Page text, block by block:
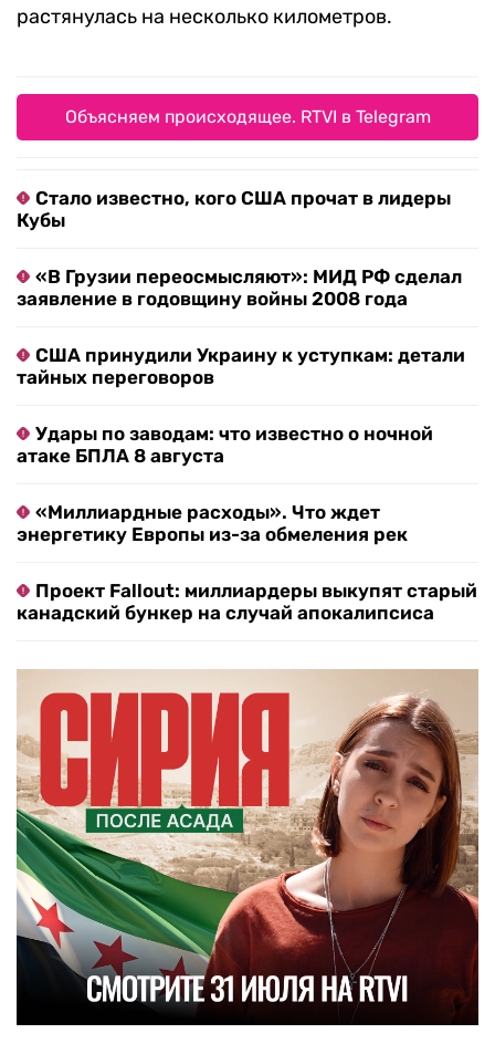
растянулась на несколько километров.
Объясняем происходящее. RTVI в Telegram
Стало известно, кого США прочат в лидеры
Кубы
«В Грузии переосмысляют»: МИД РФ сделал
заявление в годовщину войны 2008 года
США принудили Украину к уступкам: детали
тайных переговоров
Удары по заводам: что известно о ночной
атаке БПЛА 8 августа
«Миллиардные расходы». Что ждет
энергетику Европы из-за обмеления рек
Проект Fallout: миллиардеры выкупят старый
канадский бункер на случай апокалипсиса